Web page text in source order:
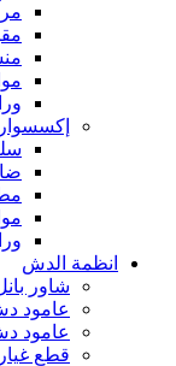
انظمة الدش
شاور
عامود دش 2
عامود
قطع